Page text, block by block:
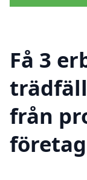
Få 3
från
företag